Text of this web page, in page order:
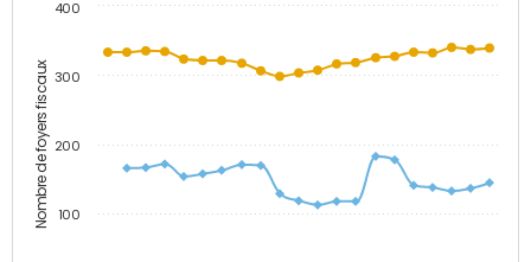
Nombre de foyers fiscaux 100
200
300
400